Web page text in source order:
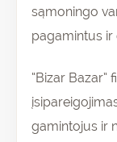
sąmoningo
pagamintus
“Bizar Bazar”
gamintojus ir